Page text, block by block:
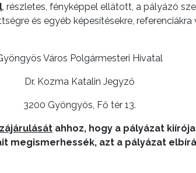
, részletes, fényképpel ellátott, a pályázó
és egyéb képesítésekre,
Város Polgármesteri Hivatal
Dr. Kozma Katalin Jegyző
3200 Gyöngyös, Fő tér 13.
ahhoz, hogy a pályázat
megismerhessék, azt a pályázat